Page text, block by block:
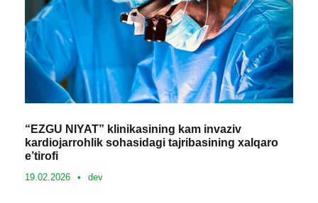
“EZGU NIYAT” klinikasining kam invaziv
kardiojarrohlik sohasidagi tajribasining xalqaro
e’tirofi
19.02.2026 • dev